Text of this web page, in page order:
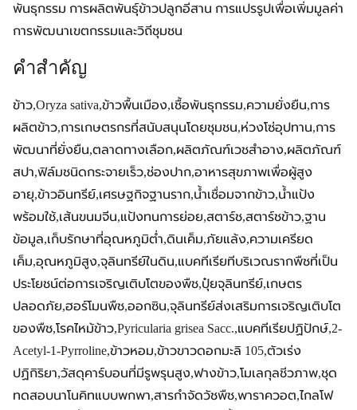
พันธุกรรม การผลิตพันธุ์ข้าวปลูกอีสาน การแปรรูปเพื่อเพิ่มมูลค่า
การพัฒนาเขตกรรมและวิถีชุมชน
คำสำคัญ
ข้าว,Oryza sativa,ข้าวพื้นเมือง,เชื้อพันธุกรรม,ความยั่งยืน,การ
ผลิตข้าว,การเกษตรกรที่สนับสนุนโดยชุมชน,ห่วงโซ่อุปทาน,การ
พัฒนาที่ยั่งยืน,ตลาดทางเลือก,ผลิตภัณฑ์เวชสำอาง,ผลิตภัณฑ์
สปา,ฟิล์มชนิดกระจายเร็ว,ช่องปาก,อาหารสุขภาพเพื่อผู้สูง
อายุ,ข้าวอินทรีย์,เศรษฐกิจฐานราก,น้ำเชื่อมจากข้าว,น้ำแป้ง
พร้อมใช้,เส้นขนมจีน,แป้งทนการย่อย,สตาร์ช,สตาร์ชข้าว,ฐาน
ข้อมูล,เก็บรักษาที่อุณหภูมิต่ำ,ดินเค็ม,ภัยแล้ง,ความเครียด
เค็ม,อุณหภูมิสูง,จุลินทรีย์ในดิน,แบคทีเรียทีบริเวณรากพืชที่เป็น
ประโยชน์ต่อการเจริญเติบโตของพืช,ปุ๋ยจุลินทรีย์,เกษตร
ปลอดภัย,ฮอร์โมนพืช,ออกซิน,จุลินทรีย์ส่งเสริมการเจริญเติบโต
ของพืช,โรคไหม้ข้าว,Pyricularia grisea Sacc.,แบคทีเรียปฏิปักษ์,2-
Acetyl-1-Pyrroline,ข้าวหอม,ข้าวขาวดอกมะลิ 105,ตัวเร่ง
ปฏิกิริยา,วัสดุคาร์บอนที่มีรูพรุนสูง,ฟางข้าว,โมเลกุลชีวภาพ,ชุด
ทดสอบนาโนคิทแบบพกพา,สารกำจัดวัชพืช,พาราควอต,ไกลโฟ